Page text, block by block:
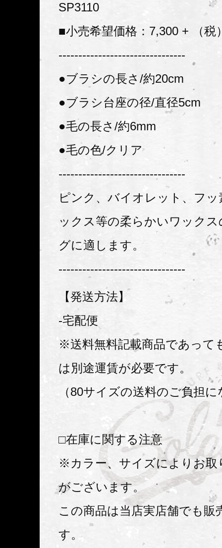
SP3110
■小売希望価格：7,300 + （税
--------------------------------
●ブラシの長さ/約20cm
●ブラシ台座の径/直径5cm
●毛の長さ/約6mm
●毛の色/クリア
--------------------------------
ピンク、バイオレット、フ
ックス等の柔らかいワック
グに適します。
--------------------------------
【発送方法】
-宅配便
※送料無料記載商品であって
は別途運賃が必要です。
（80サイズの送料のご負担
□在庫に関する注意
※カラー、サイズによりお取
がございます。
この商品は当店実店舗でも販
す。